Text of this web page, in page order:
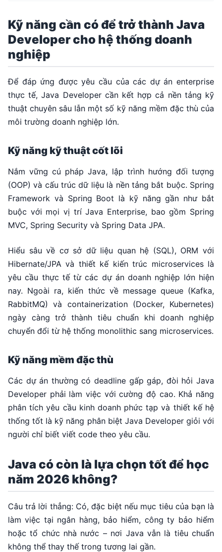
Kỹ năng cần có để trở thành Java
Developer cho hệ thống doanh
nghiệp
Để đáp ứng được yêu cầu của các dự án enterprise
thực tế, Java Developer cần kết hợp cả nền tảng kỹ
thuật chuyên sâu lẫn một số kỹ năng mềm đặc thù của
môi trường doanh nghiệp lớn.
Kỹ năng kỹ thuật cốt lõi
Nắm vững cú pháp Java, lập trình hướng đối tượng
(OOP) và cấu trúc dữ liệu là nền tảng bắt buộc. Spring
Framework và Spring Boot là kỹ năng gần như bắt
buộc với mọi vị trí Java Enterprise, bao gồm Spring
MVC, Spring Security và Spring Data JPA.
Hiểu sâu về cơ sở dữ liệu quan hệ (SQL), ORM với
Hibernate/JPA và thiết kế kiến trúc microservices là
yêu cầu thực tế từ các dự án doanh nghiệp lớn hiện
nay. Ngoài ra, kiến thức về message queue (Kafka,
RabbitMQ) và containerization (Docker, Kubernetes)
ngày càng trở thành tiêu chuẩn khi doanh nghiệp
chuyển đổi từ hệ thống monolithic sang microservices.
Kỹ năng mềm đặc thù
Các dự án thường có deadline gấp gáp, đòi hỏi Java
Developer phải làm việc với cường độ cao. Khả năng
phân tích yêu cầu kinh doanh phức tạp và thiết kế hệ
thống tốt là kỹ năng phân biệt Java Developer giỏi với
người chỉ biết viết code theo yêu cầu.
Java có còn là lựa chọn tốt để học
năm 2026 không?
Câu trả lời thẳng: Có, đặc biệt nếu mục tiêu của bạn là
làm việc tại ngân hàng, bảo hiểm, công ty bảo hiểm
hoặc tổ chức nhà nước – nơi Java vẫn là tiêu chuẩn
không thể thay thế trong tương lai gần.